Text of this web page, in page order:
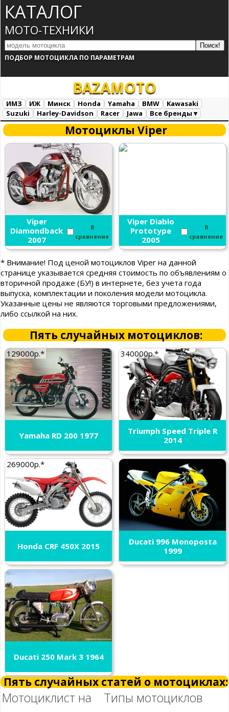
КАТАЛОГ
МОТО-ТЕХНИКИ
ПОДБОР МОТОЦИКЛА ПО ПАРАМЕТРАМ
BAZAMOTO
ИМЗ ИЖ Минск Honda Yamaha BMW
Kawasaki
Suzuki
Harley-Davidson Racer Jawa
Все бренды ▾
Все марки
Загрузка...Мотоциклы Viper
Viper
Diamondback
2007
В
сравнение
Viper Diablo
Prototype
2005
В
сравнение
* Внимание! Под ценой мотоциклов Viper на данной
странице указывается средняя стоимость по объявлениям о
вторичной продаже (БУ!) в интернете, без учета года
выпуска, комплектации и поколения модели мотоцикла.
Указанные цены не являются торговыми предложениями,
либо ссылкой на них.
Пять случайных мотоциклов:
129000р.*
Yamaha RD 200 1977
340000р.*
Triumph Speed Triple R
2014
269000р.*
Honda CRF 450X 2015
Ducati 996 Monoposta
1999
Ducati 250 Mark 3 1964
Пять случайных статей о мотоциклах:
Мотоциклист на
Типы мотоциклов